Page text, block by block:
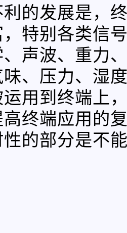
的发展是，
特别各类信
声波、重力
、压力、湿
用到终端上
终端应用的
的部分是不